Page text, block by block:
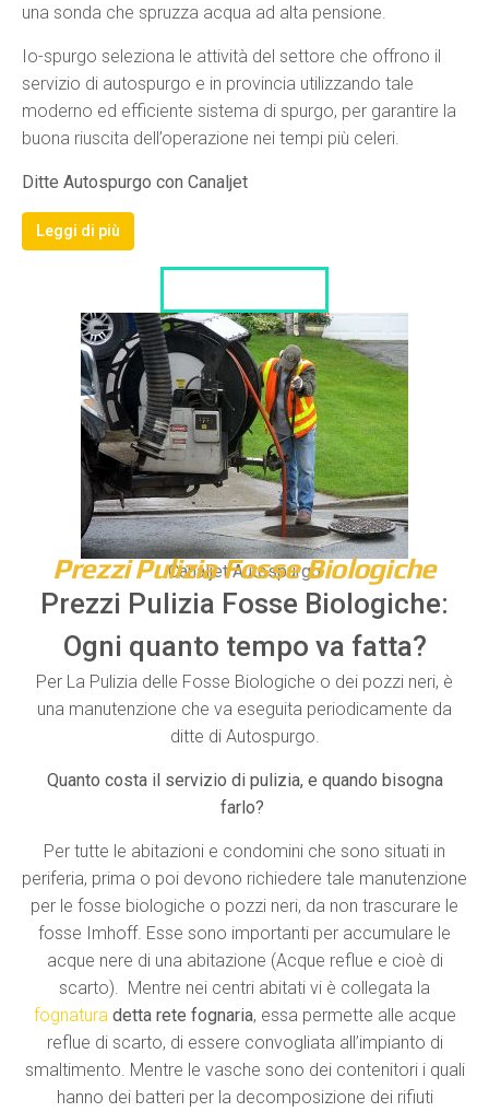
una sonda che spruzza acqua ad alta pensione.
Io-spurgo seleziona le attività del settore che offrono il
servizio di autospurgo e in provincia utilizzando tale
moderno ed efficiente sistema di spurgo, per garantire la
buona riuscita dell’operazione nei tempi più celeri.
Ditte Autospurgo con Canaljet
Leggi di più
Canaljet Autospurgo
Prezzi Pulizia Fosse Biologiche
Prezzi Pulizia Fosse Biologiche:
Ogni quanto tempo va fatta?
Per La Pulizia delle Fosse Biologiche o dei pozzi neri, è
una manutenzione che va eseguita periodicamente da
ditte di Autospurgo.
Quanto costa il servizio di pulizia, e quando bisogna
farlo?
Per tutte le abitazioni e condomini che sono situati in
periferia, prima o poi devono richiedere tale manutenzione
per le fosse biologiche o pozzi neri, da non trascurare le
fosse Imhoff. Esse sono importanti per accumulare le
acque nere di una abitazione (Acque reflue e cioè di
scarto). Mentre nei centri abitati vi è collegata la
fognatura detta rete fognaria, essa permette alle acque
reflue di scarto, di essere convogliata all’impianto di
smaltimento. Mentre le vasche sono dei contenitori i quali
hanno dei batteri per la decomposizione dei rifiuti